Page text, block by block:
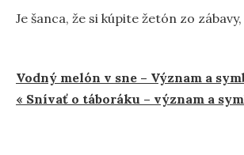
Je šanca, že si kúpite žetón zo
Navigácia
v
Vodný melón v sne – Význam a
« Snívať o táboráku – význam a